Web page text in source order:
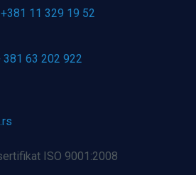
11 329 19 52
381 63 202 922